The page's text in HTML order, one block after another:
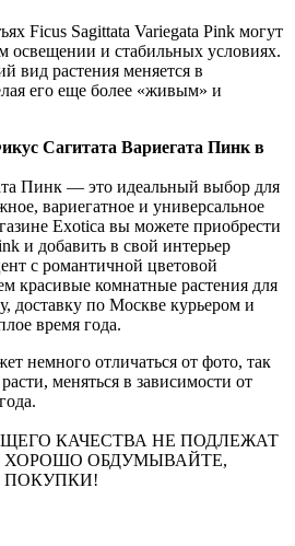
Ficus Sagittata Variegata Pink могут
освещении и стабильных условиях.
вид растения меняется в
его еще более «живым» и
Сагитата Вариегата Пинк в
Пинк — это идеальный выбор для
вариегатное и универсальное
Exotica вы можете приобрести
и добавить в свой интерьер
с романтичной цветовой
красивые комнатные растения для
доставку по Москве курьером и
время года.
немного отличаться от фото, так
меняться в зависимости от
КАЧЕСТВА НЕ ПОДЛЕЖАТ
ХОРОШО ОБДУМЫВАЙТЕ,
ПОКУПКИ!